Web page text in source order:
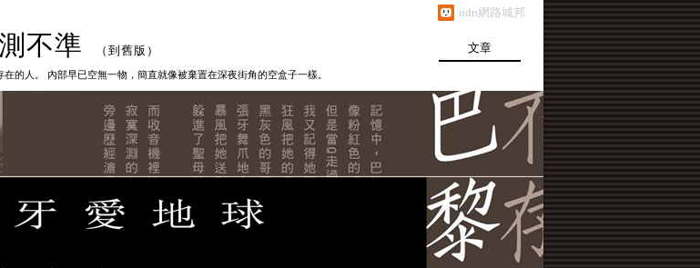
udn網路城邦
不準 （ 到舊版 ）
的人。 內部早已空無一物，簡直就像被棄置在深夜街角的空盒子一樣。
文章